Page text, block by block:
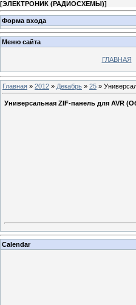
[ЭЛЕКТРОНИК (РАДИОСХЕМЫ)]
Форма входа
Меню сайта
ГЛАВНАЯ
Главная » 2012 » Декабрь » 25 »
Универсальная ZIF-панель для AVR
Calendar